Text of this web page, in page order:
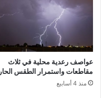
عواصف رعدية محلية في ثلاث
مقاطعات واستمرار الطقس الحار
منذ 4 أسابيع